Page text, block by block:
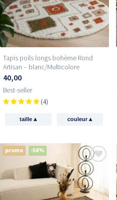
Tapis poils longs bohème Rond
Artisan – blanc/Multicolore
40,00
Best-seller
(4)
taille▴ couleur▴
promo -58%